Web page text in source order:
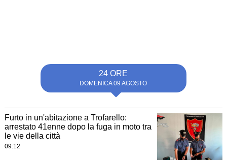
24 ORE
DOMENICA 09 AGOSTO
Furto in un'abitazione a Trofarello:
arrestato 41enne dopo la fuga in moto tra
le vie della città
09:12